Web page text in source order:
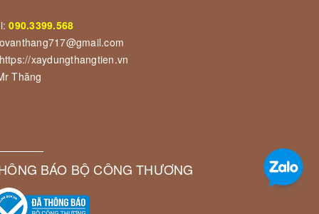
090.3399.568
xaydungthangtien.vn
Thăng
BÁO BỘ CÔNG THƯƠNG